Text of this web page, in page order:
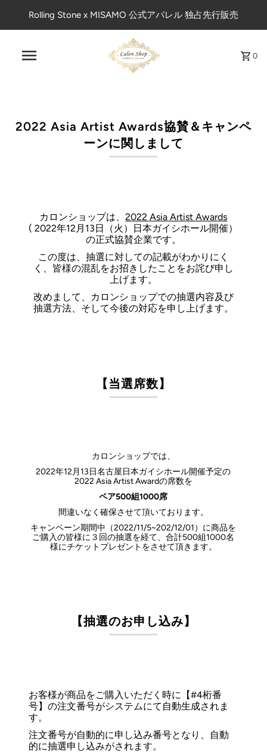
Rolling Stone x MISAMO 公式アパレル 独占先行販売
0
2022 Asia Artist Awards協賛＆キャンペ
ーンに関しまして
カロンショップは、2022 Asia Artist Awards
( 2022年12月13日（火）日本ガイシホール開催）
の正式協賛企業です。
この度は、抽選に対しての記載がわかりにく
く、皆様の混乱をお招きしたことをお詫び申し
上げます。
改めまして、カロンショップでの抽選内容及び
抽選方法、そして今後の対応を申し上げます。
【当選席数】
カロンショップでは、
2022年12月13日名古屋日本ガイシホール開催予定の
2022 Asia Artist Awardの席数を
ペア500組1000席
間違いなく確保させて頂いております。
キャンペーン期間中（2022/11/5~202/12/01）に商品を
ご購入の皆様に３回の抽選を経て、合計500組1000名
様にチケットプレゼントをさせて頂きます。
【抽選のお申し込み】
お客様が商品をご購入いただく時に【#4桁番
号】の注文番号がシステムにて自動生成されま
す。
注文番号が自動的に申し込み番号となり、自動
的に抽選申し込みがされます。